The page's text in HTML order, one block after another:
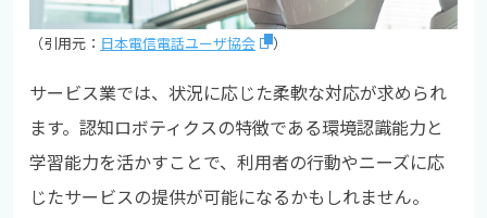
（引用元： 日本電信電話ユーザ協会 ）
サービス業では、状況に応じた柔軟な対応が求められ
ます。認知ロボティクスの特徴である環境認識能力と
学習能力を活かすことで、利用者の行動やニーズに応
じたサービスの提供が可能になるかもしれません。